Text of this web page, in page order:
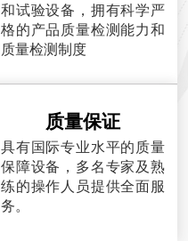
和试验设备，拥有科学严
格的产品质量检测能力和
质量检测制度
质量保证
具有国际专业水平的质量
保障设备，多名专家及熟
练的操作人员提供全面服
务。